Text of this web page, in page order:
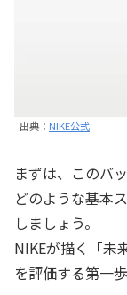
出典： NIKE公式
まずは、このバ
どのような基本
しましょう。
NIKEが描く「未
を評価する第一歩